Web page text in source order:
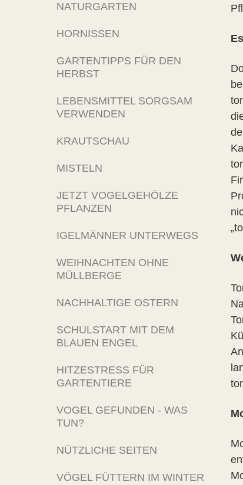
NATURGARTEN
HORNISSEN
GARTENTIPPS FÜR DEN
HERBST
LEBENSMITTEL SORGSAM
VERWENDEN
KRAUTSCHAU
MISTELN
JETZT VOGELGEHÖLZE
PFLANZEN
IGELMÄNNER UNTERWEGS
WEIHNACHTEN OHNE
MÜLLBERGE
NACHHALTIGE OSTERN
SCHULSTART MIT DEM
BLAUEN ENGEL
HITZESTRESS FÜR
GARTENTIERE
VOGEL GEFUNDEN - WAS
TUN?
NÜTZLICHE SEITEN
VÖGEL FÜTTERN IM WINTER